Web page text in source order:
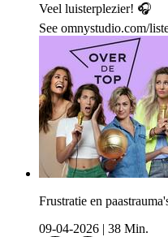
Veel luisterplezier! 🎧
See omnystudio.com/
Frustratie en
09-04-2026
38 Min.